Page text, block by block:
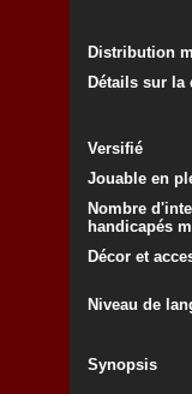
Distribution
Détails sur
Versifié
Jouable en
Nombre
handicapés
Décor et
Niveau de
Synopsis